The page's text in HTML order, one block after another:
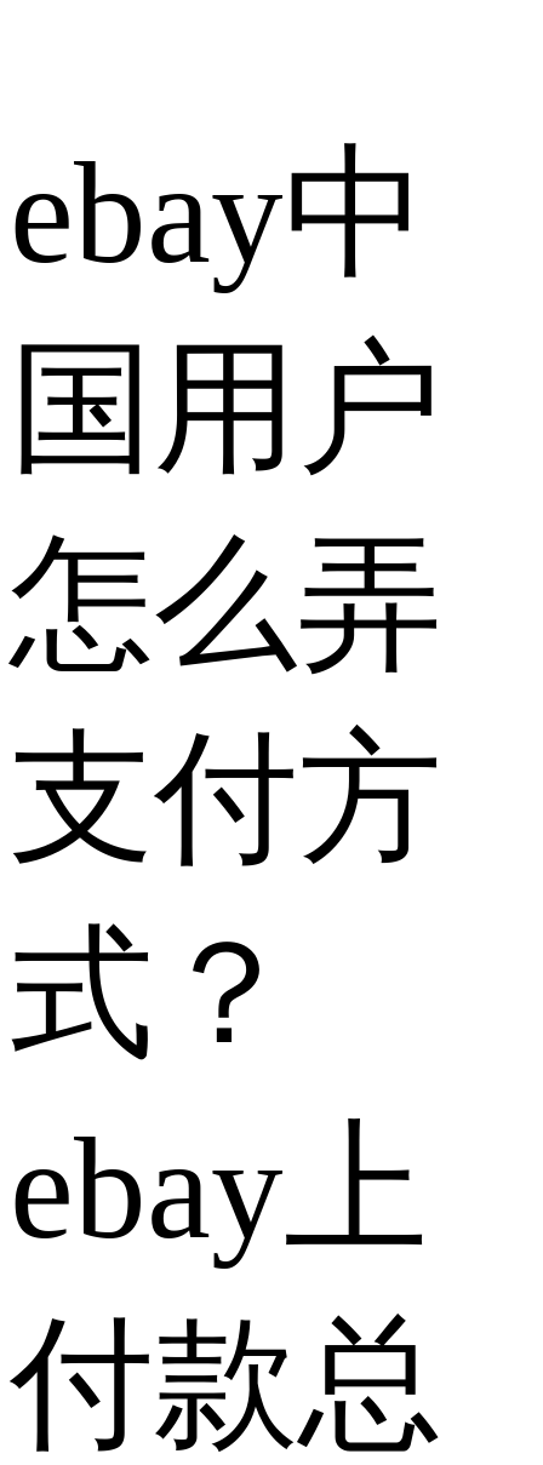
ebay中
国用户
怎么弄
支付方
式？
ebay上
付款总